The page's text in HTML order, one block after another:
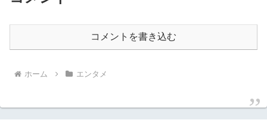
コメントを書き込む
ホーム エンタメ